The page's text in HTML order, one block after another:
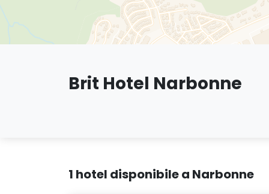
Brit Hotel Narbonne
1 hotel disponibile a Narbonne